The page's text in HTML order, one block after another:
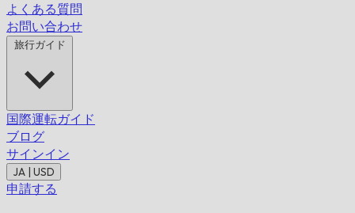
よくある質問
お問い合わせ
旅行ガイド
国際運転ガイド
ブログ
サインイン
JA | USD
申請する